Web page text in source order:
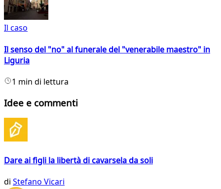
Il caso
Il senso del "no" al funerale del "venerabile maestro" in
Liguria
1 min di lettura
Idee e commenti
Dare ai figli la libertà di cavarsela da soli
di Stefano Vicari